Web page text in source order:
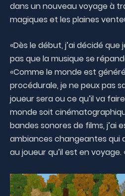
dans un nouveau voyage à
magiques et les plaines
«Dès le début, j’ai décidé
pas que la musique se
«Comme le monde est
procédurale, je ne peux pas
joueur sera ou ce qu’il va
monde soit
bandes sonores de films, j’ai
ambiances changeantes qui
au joueur qu’il est en voyage.